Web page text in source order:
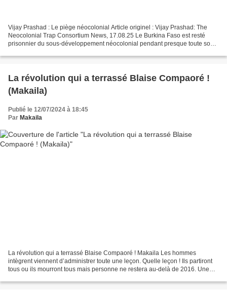
Vijay Prashad : Le piège néocolonial Article originel : Vijay Prashad: The
Neocolonial Trap Consortium News, 17.08.25 Le Burkina Faso est resté
prisonnier du sous-développement néocolonial pendant presque toute son
La révolution qui a terrassé Blaise Compaoré !
(Makaila)
Publié le 12/07/2024 à 18:45
Par Makaila
La révolution qui a terrassé Blaise Compaoré ! Makaila Les hommes
intègrent viennent d’administrer toute une leçon. Quelle leçon ! Ils partiront
tous ou ils mourront tous mais personne ne restera au-delà de 2016. Une